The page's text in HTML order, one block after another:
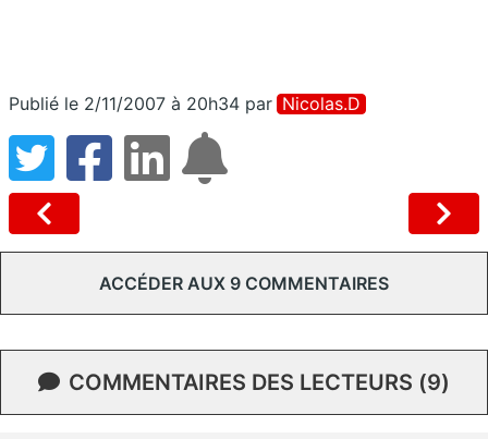
Publié le 2/11/2007 à 20h34 par Nicolas.d
ACCÉDER AUX 9 COMMENTAIRES
COMMENTAIRES DES LECTEURS (9)